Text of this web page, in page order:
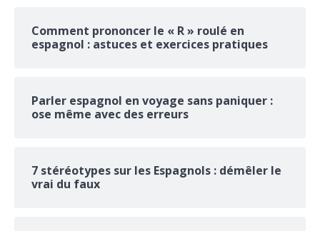
Comment prononcer le « R » roulé en
espagnol : astuces et exercices pratiques
Parler espagnol en voyage sans paniquer :
ose même avec des erreurs
7 stéréotypes sur les Espagnols : démêler le
vrai du faux